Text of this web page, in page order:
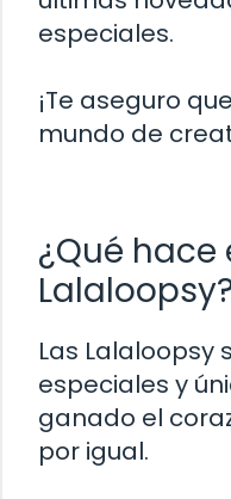
especiales.
¡Te aseguro
mundo de
¿Qué
Las Lalaloopsy
especiales y
ganado el
por igual.